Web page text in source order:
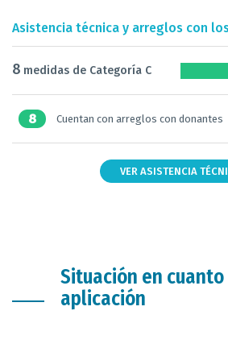
Asistencia técnica y arreglos con
8 medidas de Categoría C
8 Cuentan con arreglos con donantes
VER ASISTENCIA
Situación en cuanto
aplicación